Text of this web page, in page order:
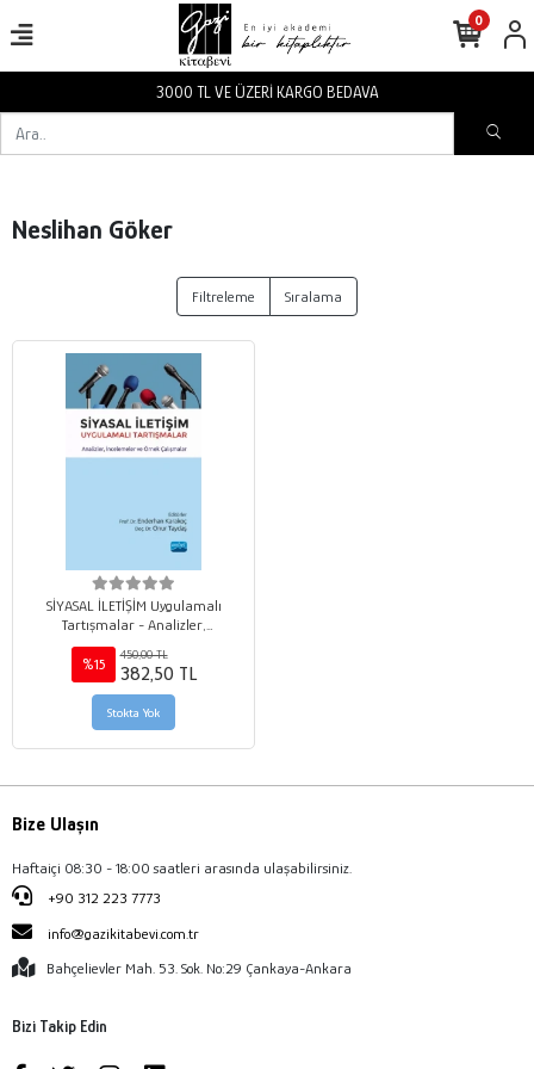
3000 TL VE ÜZERİ KARGO BEDAVA
0
Neslihan Göker
Filtreleme Sıralama
SİYASAL İLETİŞİM Uygulamalı
Tartışmalar - Analizler,
İncelemeler ve Örnek Çalışmalar
%15
450,00 TL
382,50 TL
Stokta Yok
Bize Ulaşın
Haftaiçi 08:30 - 18:00 saatleri arasında ulaşabilirsiniz.
+90 312 223 7773
info@gazikitabevi.com.tr
Bahçelievler Mah. 53. Sok. No:29 Çankaya-Ankara
Bizi Takip Edin